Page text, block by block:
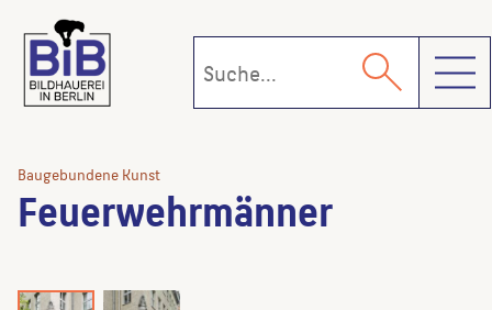
Baugebundene Kunst
Feuerwehrmänner